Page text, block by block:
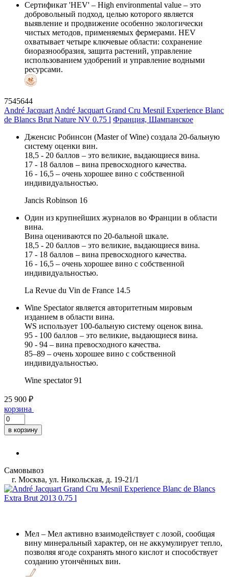
Сертификат 'HEV' – High environmental value – это
добровольный подход, целью которого является
выявление и продвижение особенно экологически
чистых методов, применяемых фермерами. HEV
охватывает четыре ключевые области: сохранение
биоразнообразия, защита растений, управление
использованием удобрений и управление водными
ресурсами.
7545644
André Jacquart André Jacquart Grand Cru Mesnil Experience Blanc
de Blancs Brut Nature NV 0.75 l Франция, Шампанское
Дженсис Робинсон (Master of Wine) создала 20-бальную
систему оценки вин.
18,5 - 20 баллов – это великие, выдающиеся вина.
17 - 18 баллов – вина превосходного качества.
16 - 16,5 – очень хорошее вино с собственной
индивидуальностью.
Jancis Robinson 16
Один из крупнейших журналов во Франции в области
вина.
Вина оцениваются по 20-бальной шкале.
18,5 - 20 баллов – это великие, выдающиеся вина.
17 - 18 баллов – вина превосходного качества.
16 - 16,5 – очень хорошее вино с собственной
индивидуальностью.
La Revue du Vin de France 14.5
Wine Spectator является авторитетным мировым
изданием в области вина.
WS использует 100-бальную систему оценок вина.
95 - 100 баллов – это великие, выдающиеся вина.
90 - 94 – вина превосходного качества.
85–89 – очень хорошее вино с собственной
индивидуальностью.
Wine spectator 91
25 900 ₽
корзина
в корзину
Самовывоз
г. Москва, ул. Никольская, д. 19-21/1
Мел – Мел активно взаимодействует с лозой, сообщая
вину минеральный характер, он не аккумулирует тепло,
позволяя ягоде сохранять много кислот и способствует
созданию утончённых вин.